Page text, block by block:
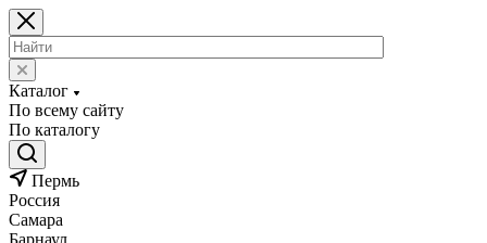
Каталог
По всему сайту
По каталогу
Пермь
Россия
Самара
Барнаул